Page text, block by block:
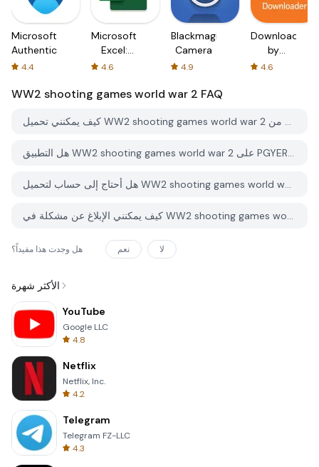
Microsoft
Authenticator
4.4
Microsoft
Excel:
Spreadsheets
4.6
Blackmagic
Camera
4.9
Downloader
by
AFTVnews
4.6
WW2 shooting games world war 2 FAQ
كيف يمكنني تحميل WW2 shooting games world war 2 من PGYER APK HUB؟
هل التطبيق WW2 shooting games world war 2 على PGYER APK HUB مجاني للتحميل؟
هل أحتاج إلى حساب لتحميل WW2 shooting games world war 2 من PGYER APK HUB؟
كيف يمكنني الإبلاغ عن مشكلة في WW2 shooting games world war 2 على PGYER APK HUB؟
هل وجدت هذا مفيداً؟ نعم لا
الأكثر شهرة
YouTube
Google LLC
4.8
Netflix
Netflix, Inc.
4.2
Telegram
Telegram FZ-LLC
4.3